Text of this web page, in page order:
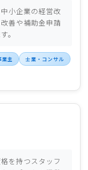
小企業の経営改
善や補助金申請
。
業主 士業・コンサル
を持つスタッフ